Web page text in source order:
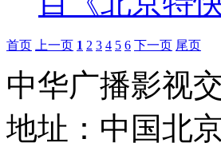
首页 上一页 1 2 3 4 5 6 下一页 尾页
中华广播影视
地址：中国北